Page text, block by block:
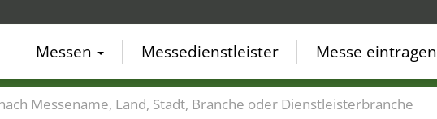
Messen Messedienstleister Messe eintragen